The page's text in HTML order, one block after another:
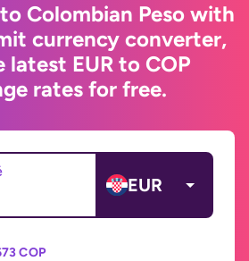
Colombian Peso with
currency converter,
latest EUR to COP
rates for free.
EUR
COP